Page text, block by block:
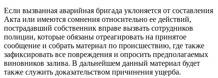
Если вызванная аварийная бригада уклоняется от составления
Акта или имеются сомнения относительно ее действий,
пострадавший собственник вправе вызвать сотрудников
полиции, которые обязаны отреагировать на принятое
сообщение и собрать материал по происшествию, где также
зафиксировать все повреждения и опросить предполагаемых
виновников залива. В дальнейшем данный материал будет
также служить доказательством причинения ущерба.